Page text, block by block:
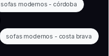
sofas modernos - córdoba
sofas modernos - costa brava